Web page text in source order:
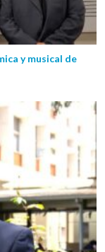
y musical de